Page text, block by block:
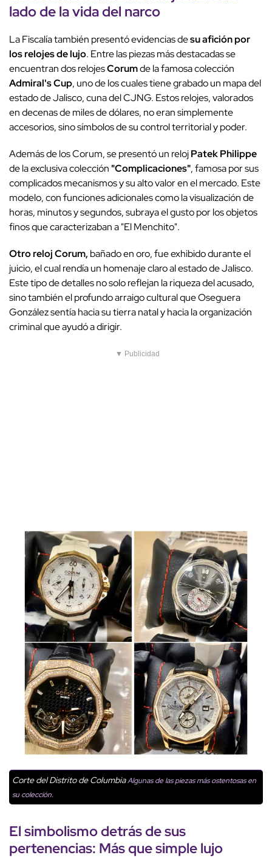
lado de la vida del narco
La Fiscalía también presentó evidencias desu afición por
los relojes de lujo. Entre las piezas más destacadas se
encuentran dos relojesCorumde la famosa colección
Admiral's Cup, uno de los cuales tiene grabado un mapa del
estado de Jalisco, cuna del CJNG. Estos relojes, valorados
en decenas de miles de dólares, no eran simplemente
accesorios, sino símbolos de su control territorial y poder.
Además de los Corum, se presentó un relojPatek Philippe
de la exclusiva colección "Complicaciones", famosa por sus
complicados mecanismos y su alto valor en el mercado. Este
modelo, con funciones adicionales como la visualización de
horas, minutos y segundos, subraya el gusto por los objetos
finos que caracterizaban a "El Menchito".
Otro reloj Corum, bañado en oro, fue exhibido durante el
juicio, el cual rendía un homenaje claro al estado de Jalisco.
Este tipo de detalles no solo reflejan la riqueza del acusado,
sino también el profundo arraigo cultural que Oseguera
González sentía hacia su tierra natal y hacia la organización
criminal que ayudó a dirigir.
▼ Publicidad
Corte del Distrito de ColumbiaAlgunas de las piezas más ostentosas en
su colección.
El simbolismo detrás de sus
pertenencias: Más que simple lujo